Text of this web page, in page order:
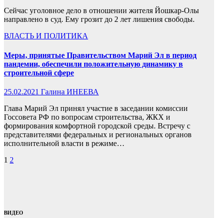
Сейчас уголовное дело в отношении жителя Йошкар-Олы
направлено в суд. Ему грозит до 2 лет лишения свободы.
ВЛАСТЬ И ПОЛИТИКА
Меры, принятые Правительством Марий Эл в период
пандемии, обеспечили положительную динамику в
строительной сфере
25.02.2021 Галина ИНЕЕВА
Глава Марий Эл принял участие в заседании комиссии
Госсовета РФ по вопросам строительства, ЖКХ и
формирования комфортной городской среды. Встречу с
представителями федеральных и региональных органов
исполнительной власти в режиме…
Пагинация
1 2
ВИДЕО